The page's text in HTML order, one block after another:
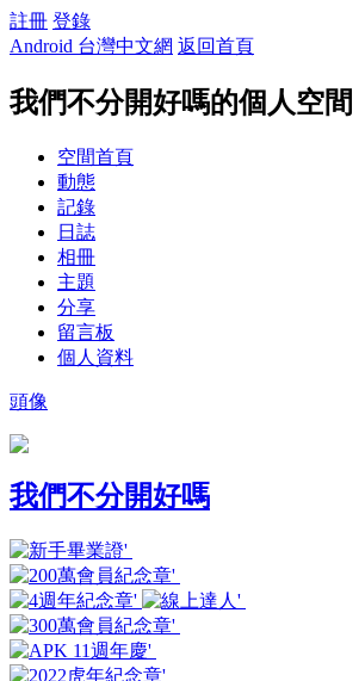
註冊 登錄
Android 台灣中文網 返回首頁
我們不分開好嗎的個人空間
空間首頁
動態
記錄
日誌
相冊
主題
分享
留言板
個人資料
頭像
我們不分開好嗎